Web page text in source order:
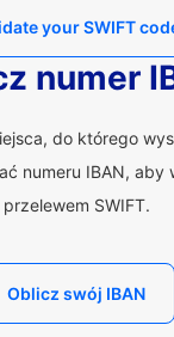
your SWIFT
numer
do którego
numeru IBAN, aby
przelewem SWIFT.
Oblicz swój IBAN